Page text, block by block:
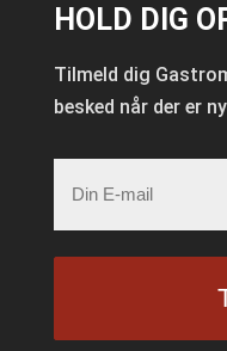
HOLD DIG
Tilmeld dig
besked når der er
mail